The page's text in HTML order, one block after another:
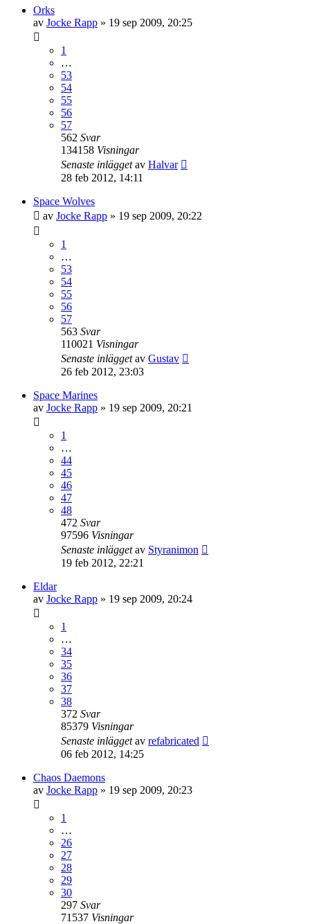
Orks
av Jocke Rapp » 19 sep 2009, 20:25
1
…
53
54
55
56
57
562 Svar
134158 Visningar
Senaste inläggetav Halvar
28 feb 2012, 14:11
Space Wolves
av Jocke Rapp » 19 sep 2009, 20:22
1
…
53
54
55
56
57
563 Svar
110021 Visningar
Senaste inläggetav Gustav
26 feb 2012, 23:03
Space Marines
av Jocke Rapp » 19 sep 2009, 20:21
1
…
44
45
46
47
48
472 Svar
97596 Visningar
Senaste inläggetav Styranimon
19 feb 2012, 22:21
Eldar
av Jocke Rapp » 19 sep 2009, 20:24
1
…
34
35
36
37
38
372 Svar
85379 Visningar
Senaste inläggetav refabricated
06 feb 2012, 14:25
Chaos Daemons
av Jocke Rapp » 19 sep 2009, 20:23
1
…
26
27
28
29
30
297 Svar
71537 Visningar